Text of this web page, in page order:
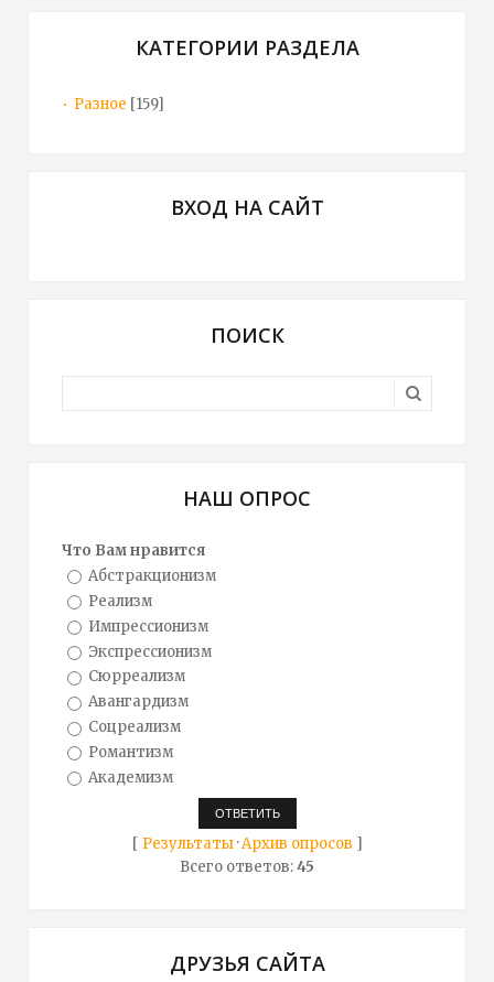
КАТЕГОРИИ РАЗДЕЛА
Разное [159]
ВХОД НА САЙТ
ПОИСК
НАШ ОПРОС
Что Вам нравится
Абстракционизм
Реализм
Импрессионизм
Экспрессионизм
Сюрреализм
Авангардизм
Соцреализм
Романтизм
Академизм
[ Результаты·Архив опросов ]
Всего ответов:45
ДРУЗЬЯ САЙТА